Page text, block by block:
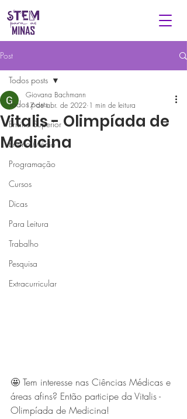
Post
Todos posts
Ensino Superior
Ensino Médio
Programação
Cursos
Dicas
Para Leitura
Trabalho
Pesquisa
Extracurricular
Todos posts
Vitalis - Olimpíada de
Medicina
Giovana Bachmann
17 de abr. de 2022 1 min de leitura
🤩 Tem interesse nas Ciências Médicas e
áreas afins? Então participe da Vitalis -
Olimpíada de Medicina!